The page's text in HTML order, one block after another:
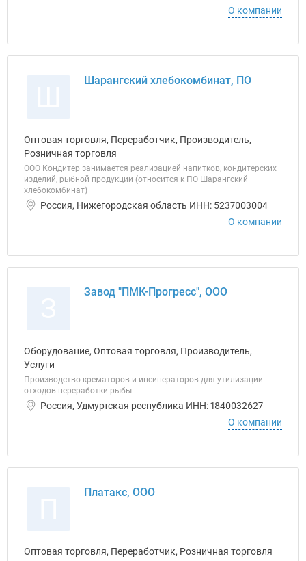
О компании
Шарангский хлебокомбинат, ПО
Оптовая торговля, Переработчик, Производитель,
Розничная торговля
ООО Кондитер занимается реализацией напитков, кондитерских
изделий, рыбной продукции (относится к ПО Шарангский
хлебокомбинат)
Россия, Нижегородская область ИНН: 5237003004
О компании
Завод "ПМК-Прогресс", ООО
Оборудование, Оптовая торговля, Производитель,
Услуги
Производство крематоров и инсинераторов для утилизации
отходов переработки рыбы.
Россия, Удмуртская республика ИНН: 1840032627
О компании
Платакс, ООО
Оптовая торговля, Переработчик, Розничная торговля